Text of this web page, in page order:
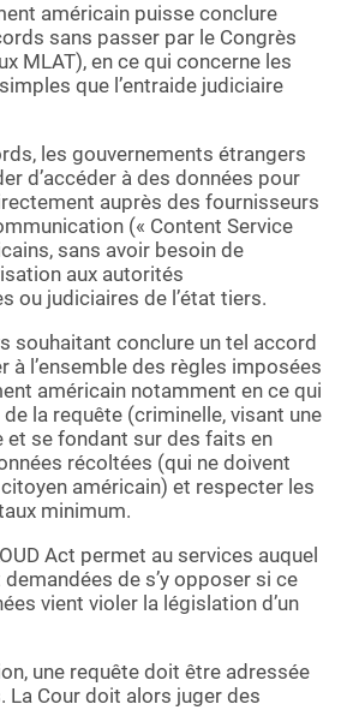
américain puisse conclure
sans passer par le Congrès
MLAT), en ce qui concerne les
que l’entraide judiciaire
les gouvernements étrangers
d’accéder à des données pour
auprès des fournisseurs
(« Content Service
sans avoir besoin de
aux autorités
ou judiciaires de l’état tiers.
souhaitant conclure un tel accord
à l’ensemble des règles imposées
américain notamment en ce qui
la requête (criminelle, visant une
et se fondant sur des faits en
récoltées (qui ne doivent
américain) et respecter les
minimum.
Act permet au services auquel
de s’y opposer si ce
vient violer la législation d’un
une requête doit être adressée
La Cour doit alors juger des